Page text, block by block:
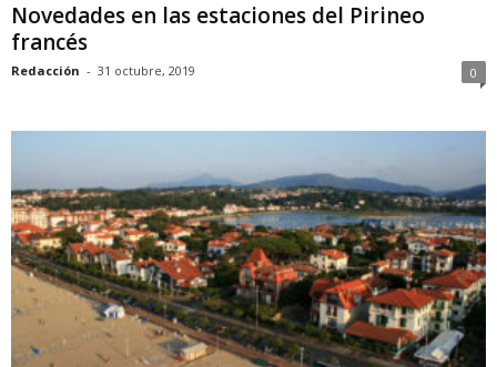
Novedades en las estaciones del Pirineo
francés
Redacción - 31 octubre, 2019 0